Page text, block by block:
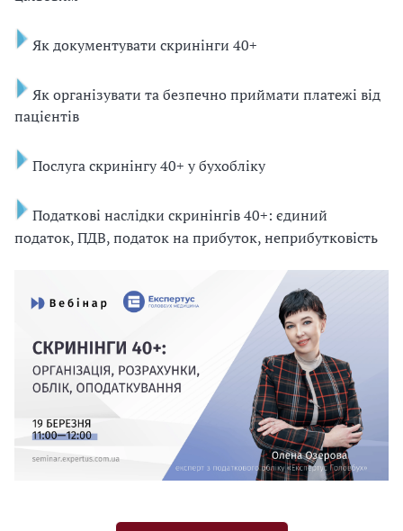
Як документувати скринінги 40+
Як організувати та безпечно приймати платежі від
пацієнтів
Послуга скринінгу 40+ у бухобліку
Податкові наслідки скринінгів 40+: єдиний
податок, ПДВ, податок на прибуток, неприбутковість